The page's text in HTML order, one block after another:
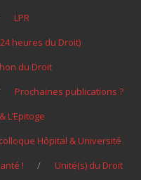
LPR
heures du Droit)
du Droit
Prochaines publications ?
L’Epitoge
Hôpital & Université
! Unité(s) du Droit